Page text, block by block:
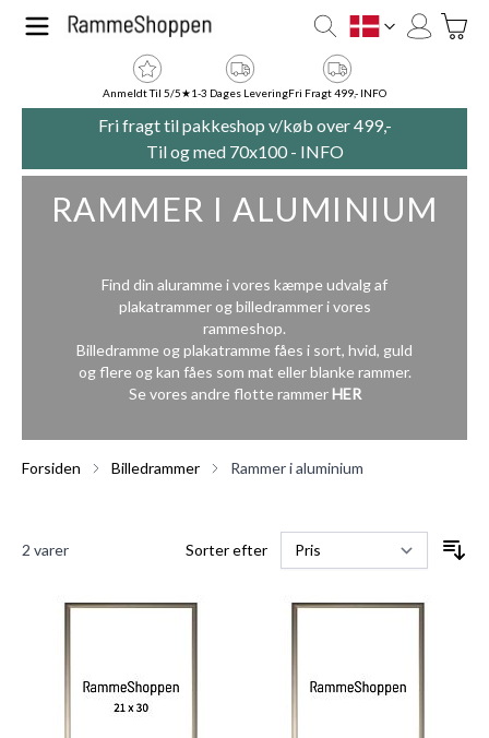
Skip to Content
DK
Anmeldt Til 5/5★1-3 Dages LeveringFri Fragt 499,- INFO
Fri fragt til pakkeshop v/køb over 499,-
Til og med 70x100 - INFO
RAMMER I ALUMINIUM
Find din aluramme i vores kæmpe udvalg af
plakatrammer og billedrammer i vores
rammeshop.
Billedramme og plakatramme fåes i sort, hvid, guld
og flere og kan fåes som mat eller blanke rammer.
Se vores andre flotte rammerHER
Forsiden Billedrammer Rammer i aluminium
2 varer Sorter efter